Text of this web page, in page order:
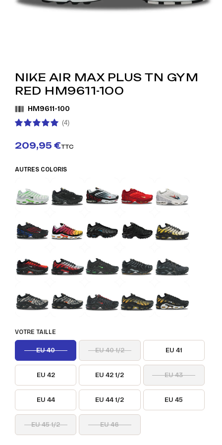
NIKE AIR MAX PLUS TN GYM
RED HM9611-100
HM9611-100
(4)
209,95 €TTC
AUTRES COLORIS
VOTRE TAILLE
EU 40 EU 40 1/2 EU 41
EU 42 EU 42 1/2 EU 43
EU 44 EU 44 1/2 EU 45
EU 45 1/2 EU 46